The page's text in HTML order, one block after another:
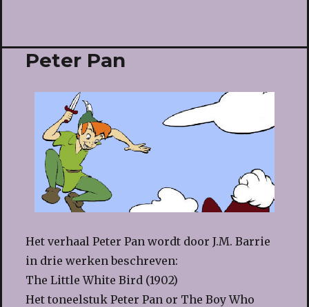
Peter Pan
Het verhaal Peter Pan wordt door J.M. Barrie
in drie werken beschreven:
The Little White Bird (1902)
Het toneelstuk Peter Pan or The Boy Who